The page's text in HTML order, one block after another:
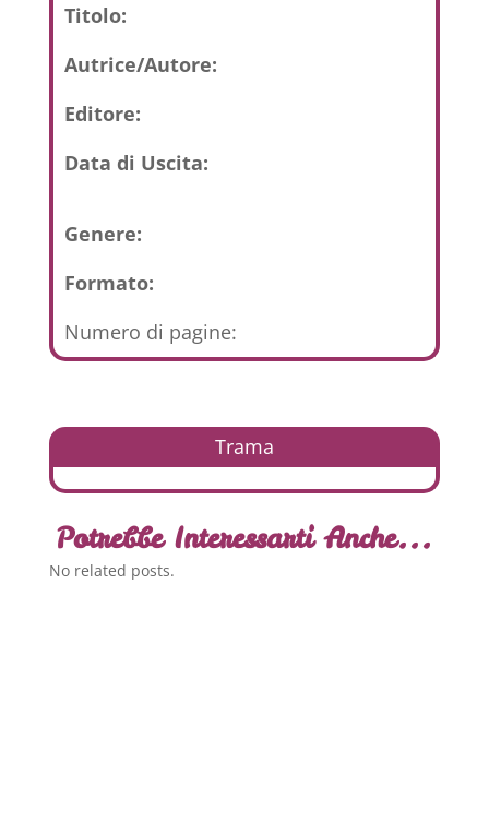
Titolo:
Autrice/Autore:
Editore:
Data di Uscita:
Genere:
Formato:
Numero di pagine:
Trama
Potrebbe Interessarti Anche...
No related posts.